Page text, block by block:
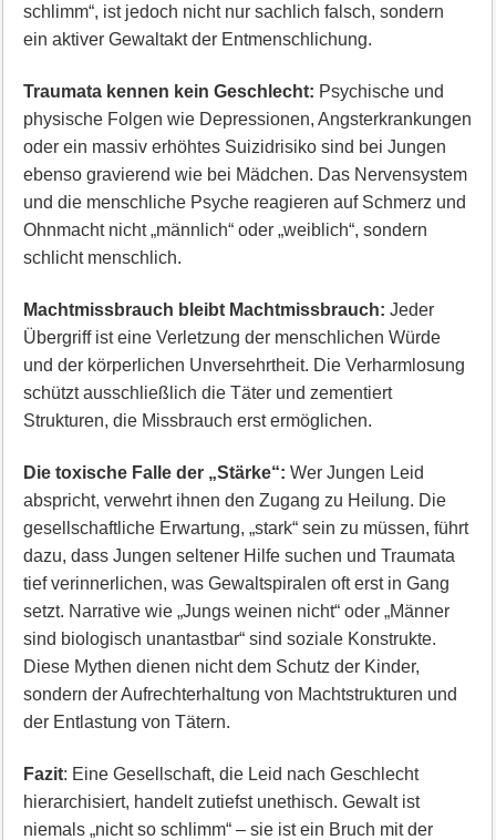
schlimm“, ist jedoch nicht nur sachlich falsch, sondern
ein aktiver Gewaltakt der Entmenschlichung.
Traumata kennen kein Geschlecht: Psychische und
physische Folgen wie Depressionen, Angsterkrankungen
oder ein massiv erhöhtes Suizidrisiko sind bei Jungen
ebenso gravierend wie bei Mädchen. Das Nervensystem
und die menschliche Psyche reagieren auf Schmerz und
Ohnmacht nicht „männlich“ oder „weiblich“, sondern
schlicht menschlich.
Machtmissbrauch bleibt Machtmissbrauch: Jeder
Übergriff ist eine Verletzung der menschlichen Würde
und der körperlichen Unversehrtheit. Die Verharmlosung
schützt ausschließlich die Täter und zementiert
Strukturen, die Missbrauch erst ermöglichen.
Die toxische Falle der „Stärke“: Wer Jungen Leid
abspricht, verwehrt ihnen den Zugang zu Heilung. Die
gesellschaftliche Erwartung, „stark“ sein zu müssen, führt
dazu, dass Jungen seltener Hilfe suchen und Traumata
tief verinnerlichen, was Gewaltspiralen oft erst in Gang
setzt. Narrative wie „Jungs weinen nicht“ oder „Männer
sind biologisch unantastbar“ sind soziale Konstrukte.
Diese Mythen dienen nicht dem Schutz der Kinder,
sondern der Aufrechterhaltung von Machtstrukturen und
der Entlastung von Tätern.
Fazit: Eine Gesellschaft, die Leid nach Geschlecht
hierarchisiert, handelt zutiefst unethisch. Gewalt ist
niemals „nicht so schlimm“ – sie ist ein Bruch mit der